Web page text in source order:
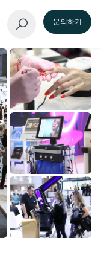
문의하기